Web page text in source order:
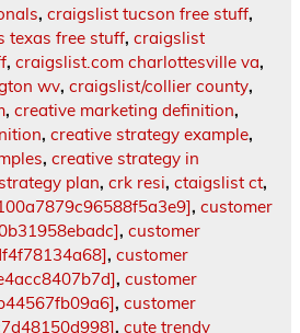
, craigslist tucson free stuff,
texas free stuff, craigslist
, craigslist.com charlottesville va,
wv, craigslist/collier county,
, creative marketing definition,
, creative strategy example,
, creative strategy in
plan, crk resi, ctaigslist ct,
, customer
, customer
, customer
, customer
, customer
, cute trendy